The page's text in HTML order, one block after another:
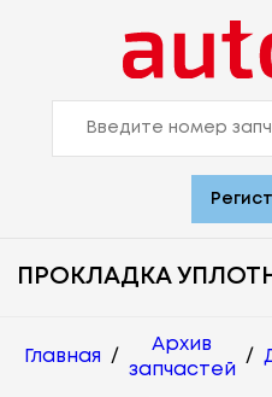
ПРОКЛАДКА
Главная /
Архив
запчастей
/